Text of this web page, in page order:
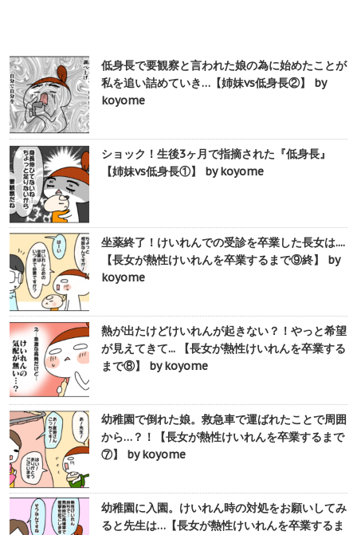
低身長で要観察と言われた娘の為に始めたことが
私を追い詰めていき…【姉妹vs低身長②】 by
koyome
ショック！生後3ヶ月で指摘された『低身長』
【姉妹vs低身長①】 by koyome
坐薬終了！けいれんでの受診を卒業した長女は....
【長女が熱性けいれんを卒業するまで⑨終】 by
koyome
熱が出たけどけいれんが起きない？！やっと希望
が見えてきて... 【長女が熱性けいれんを卒業する
まで⑧】 by koyome
幼稚園で倒れた娘。救急車で運ばれたことで周囲
から…？！【長女が熱性けいれんを卒業するまで
⑦】 by koyome
幼稚園に入園。けいれん時の対処をお願いしてみ
ると先生は…【長女が熱性けいれんを卒業するま